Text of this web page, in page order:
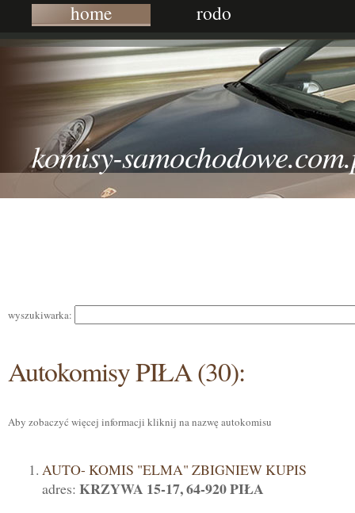
home rodo
komisy-
wyszukiwarka:
Autokomisy PIŁA (30):
Aby zobaczyć więcej informacji kliknij na nazwę autokomisu
AUTO- KOMIS "ELMA" ZBIGNIEW KUPIS
adres: KRZYWA 15-17, 64-920 PIŁA